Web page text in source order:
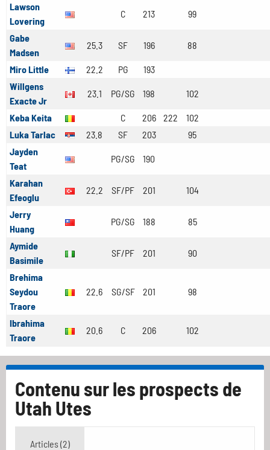
Lawson
Lovering
C 213 99
Gabe
Madsen
25.3 SF 196 88
Miro Little 22.2 PG
193
Willgens
Exacte Jr
23.1 PG/SG 198 102
Keba Keita C 206 222
102
Luka Tarlac
23.8 SF 203
95
Jayden
Teat
PG/SG 190
Karahan
Efeoglu
22.2 SF/PF 201 104
Jerry
Huang
PG/SG 188 85
Aymide
Basimile
SF/PF 201 90
Brehima
Seydou
Traore
22.6 SG/SF 201 98
Ibrahima
Traore
20.6 C 206 102
Contenu sur les prospects de
Utah Utes
Articles (2)